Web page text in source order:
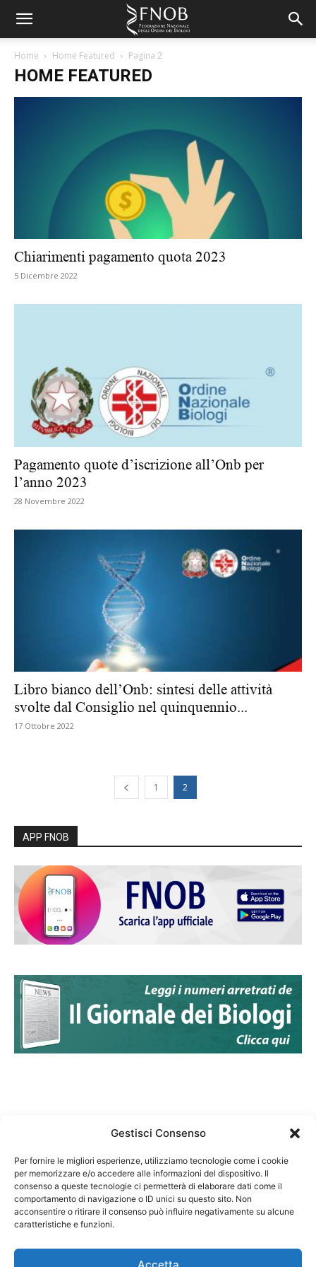
Gestisci Consenso
Per fornire le migliori esperienze, utilizziamo tecnologie come i cookie
per memorizzare e/o accedere alle informazioni del dispositivo. Il
consenso a queste tecnologie ci permetterà di elaborare dati come il
comportamento di navigazione o ID unici su questo sito. Non
acconsentire o ritirare il consenso può influire negativamente su alcune
caratteristiche e funzioni.
Accetta
Home Home Featured Pagina 2
HOME FEATURED
Chiarimenti pagamento quota 2023
5 Dicembre 2022
Pagamento quote d’iscrizione all’Onb per
l’anno 2023
28 Novembre 2022
Libro bianco dell’Onb: sintesi delle attività
svolte dal Consiglio nel quinquennio...
17 Ottobre 2022
1 2
APP FNOB
Federazione Nazionale Degli Ordini dei Biologi:
codice fiscale 80069130583
Responsabile sito internet www.fnob.it: Vincenzo